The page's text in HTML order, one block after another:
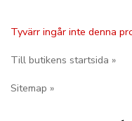
Tyvärr ingår inte denna
Till butikens startsida »
Sitemap »